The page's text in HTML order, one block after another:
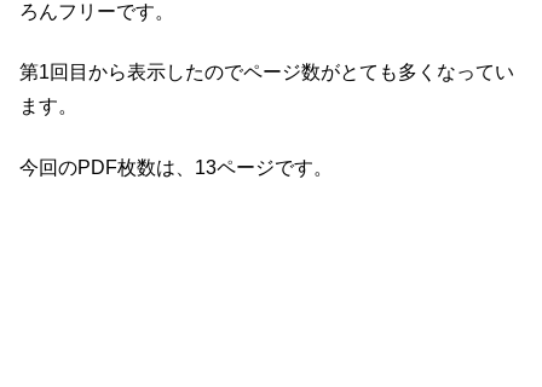
ろんフリーです。
第1回目から表示したのでページ数がとても多くなってい
ます。
今回のPDF枚数は、13ページです。